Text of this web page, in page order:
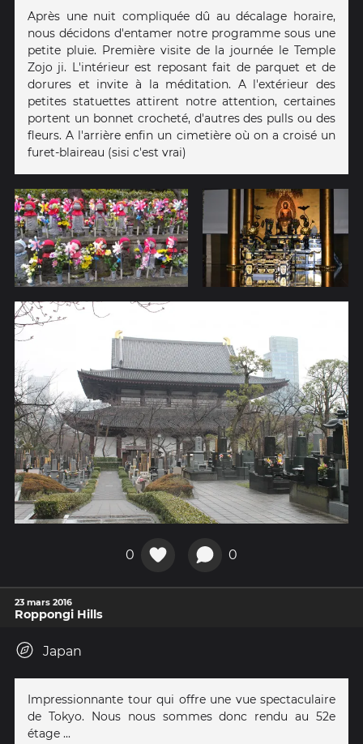
Après une nuit compliquée dû au décalage horaire,
nous décidons d'entamer notre programme sous une
petite pluie. Première visite de la journée le Temple
Zojo ji. L'intérieur est reposant fait de parquet et de
dorures et invite à la méditation. A l'extérieur des
petites statuettes attirent notre attention, certaines
portent un bonnet crocheté, d'autres des pulls ou des
fleurs. A l'arrière enfin un cimetière où on a croisé un
furet-blaireau (sisi c'est vrai)
0 0
23 mars 2016
Roppongi Hills
Japan
Impressionnante tour qui offre une vue spectaculaire
de Tokyo. Nous nous sommes donc rendu au 52e
étage ...